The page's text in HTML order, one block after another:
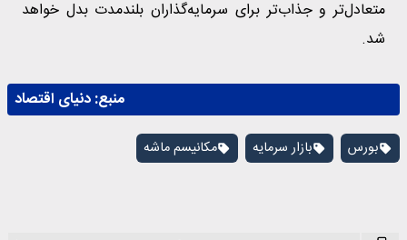
متعادل‌تر و جذاب‌تر برای سرمایه‌گذاران بلندمدت بدل خواهد
شد.
منبع:دنیای اقتصاد
بورس بازار سرمایه مکانیسم ماشه